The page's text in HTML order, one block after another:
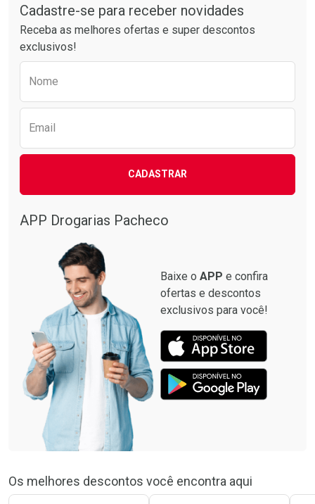
Por R$ 52,64/cada
Por R$ 28,79/cada
Cadastre-se para receber novidades
Receba as melhores ofertas e super descontos
exclusivos!
Nome
Email
CADASTRAR
APP Drogarias Pacheco
Baixe o APP e confira
ofertas e descontos
exclusivos para você!
Os melhores descontos você encontra aqui